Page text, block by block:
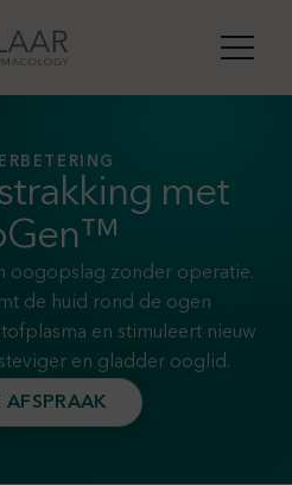
met
oogopslag zonder operatie.
de huid rond de ogen
en stimuleert nieuw
en gladder ooglid.
AFSPRAAK